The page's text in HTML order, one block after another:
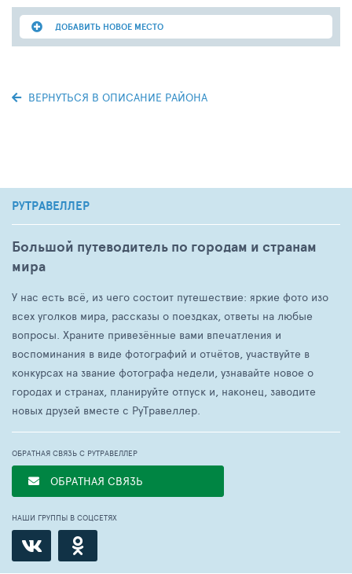
ДОБАВИТЬ НОВОЕ МЕСТО
ВЕРНУТЬСЯ В ОПИСАНИЕ РАЙОНА
РУТРАВЕЛЛЕР
Большой путеводитель по городам и странам
мира
У нас есть всё, из чего состоит путешествие: яркие фото изо
всех уголков мира, рассказы о поездках, ответы на любые
вопросы. Храните привезённые вами впечатления и
воспоминания в виде фотографий и отчётов, участвуйте в
конкурсах на звание фотографа недели, узнавайте новое о
городах и странах, планируйте отпуск и, наконец, заводите
новых друзей вместе с РуТравеллер.
ОБРАТНАЯ СВЯЗЬ С РУТРАВЕЛЛЕР
ОБРАТНАЯ СВЯЗЬ
НАШИ ГРУППЫ В СОЦСЕТЯХ